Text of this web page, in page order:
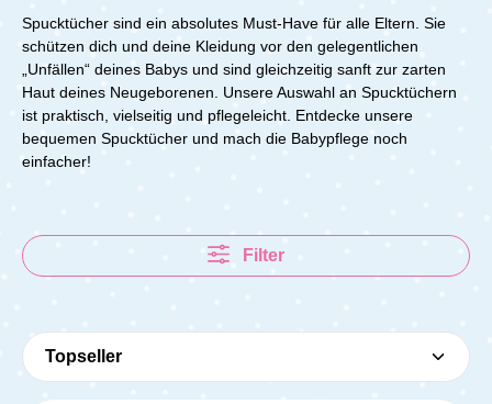
Spucktücher sind ein absolutes Must-Have für alle Eltern. Sie
schützen dich und deine Kleidung vor den gelegentlichen
„Unfällen“ deines Babys und sind gleichzeitig sanft zur zarten
Haut deines Neugeborenen. Unsere Auswahl an Spucktüchern
ist praktisch, vielseitig und pflegeleicht. Entdecke unsere
bequemen Spucktücher und mach die Babypflege noch
einfacher!
Filter